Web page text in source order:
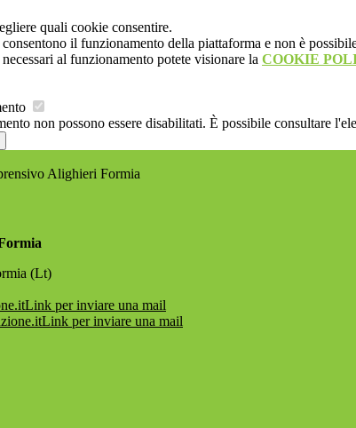
quali cookie consentire.
il funzionamento della piattaforma e non è
al funzionamento potete visionare la COOKIE
non possono essere disabilitati. È possibile consultare
Alighieri Formia
(Lt)
Link per inviare una mail
Link per inviare una mail